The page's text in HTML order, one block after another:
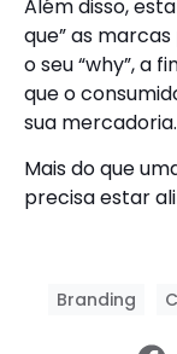
Além disso,
que” as
o seu “why”, a
que o
sua mercadoria.
Mais do que
precisa estar
Branding